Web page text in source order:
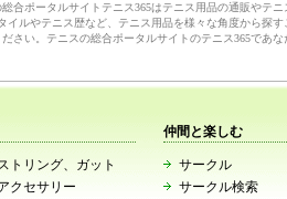
合ポータルサイトテニス365はテニス用品の通販や
イルやテニス歴など、テニス用品を様々な角度から探
さい。テニスの総合ポータルサイトのテニス365であ
トリング、ガット
クセサリー
仲間と楽しむ
サークル
サークル検索